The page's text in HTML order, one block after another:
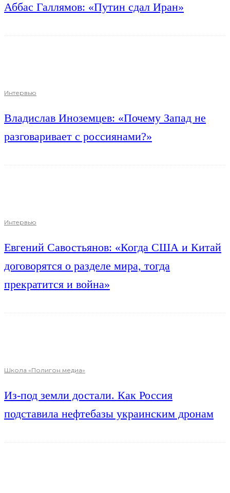
Аббас Галлямов: «Путин сдал Иран»
Интервью
Владислав Иноземцев: «Почему Запад не
разговаривает с россиянами?»
Интервью
Евгений Савостьянов: «Когда США и Китай
договорятся о разделе мира, тогда
прекратится и война»
Школа «Полигон медиа»
Из-под земли достали. Как Россия
подставила нефтебазы украинским дронам